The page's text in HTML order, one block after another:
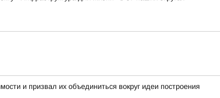
и призвал их объединиться вокруг идеи построения